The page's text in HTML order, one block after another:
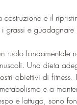
e il
grassi e guadagnare
ruolo fondamentale
Una dieta
obiettivi di
e a
e lattuga, sono